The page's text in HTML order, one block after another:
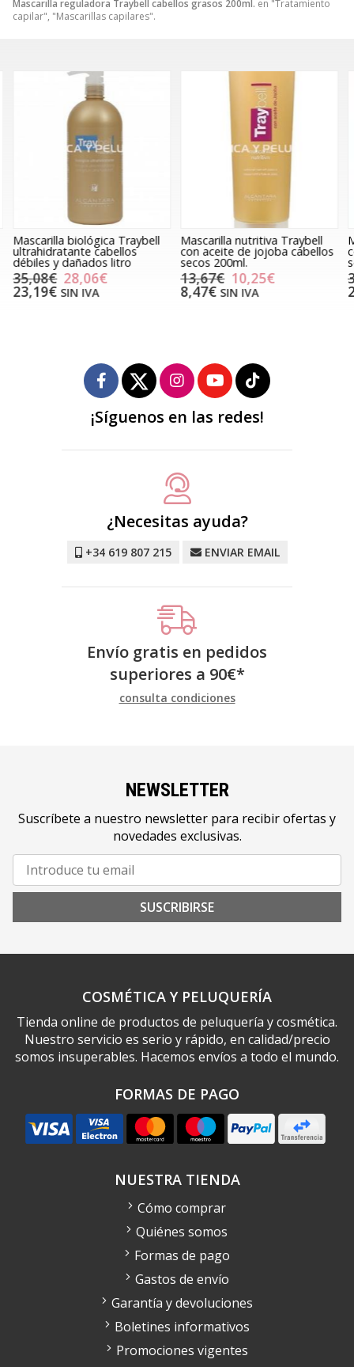
Mascarilla reguladora Traybell cabellos grasos 200ml. en "Tratamiento
capilar", "Mascarillas capilares".
Mascarilla biológica Traybell
ultrahidratante cabellos
débiles y dañados litro
35,08€ 28,06€
23,19€ SIN IVA
Mascarilla nutritiva Traybell
con aceite de jojoba cabellos
secos 200ml.
13,67€ 10,25€
8,47€ SIN IVA
¡Síguenos en las redes!
¿Necesitas ayuda?
+34 619 807 215 ENVIAR EMAIL
Envío gratis en pedidos
superiores a 90€*
consulta condiciones
NEWSLETTER
Suscríbete a nuestro newsletter para recibir ofertas y
novedades exclusivas.
SUSCRIBIRSE
COSMÉTICA Y PELUQUERÍA
Tienda online de productos de peluquería y cosmética.
Nuestro servicio es serio y rápido, en calidad/precio
somos insuperables. Hacemos envíos a todo el mundo.
FORMAS DE PAGO
NUESTRA TIENDA
Cómo comprar
Quiénes somos
Formas de pago
Gastos de envío
Garantía y devoluciones
Boletines informativos
Promociones vigentes